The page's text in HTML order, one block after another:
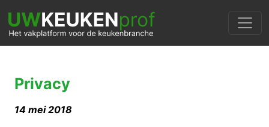
Privacy
14 mei 2018